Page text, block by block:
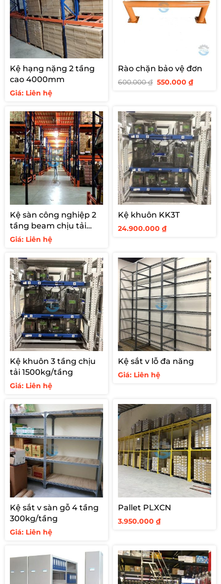
Kệ hạng nặng 2 tầng
cao 4000mm
Giá: Liên hệ
Rào chặn bảo vệ đơn
600.000₫ Giá
550.000₫Giá
Kệ sàn công nghiệp 2
tầng beam chịu tải
1500kg/tầng
Giá: Liên hệ
Kệ khuôn KK3T
24.900.000 ₫
Kệ khuôn 3 tầng chịu
tải 1500kg/tầng
Giá: Liên hệ
Kệ sắt v lỗ đa năng
Giá: Liên hệ
Kệ sắt v sàn gỗ 4 tầng
300kg/tầng
Giá: Liên hệ
Pallet PLXCN
3.950.000 ₫